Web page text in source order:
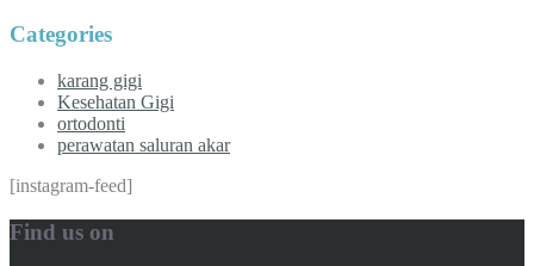
Categories
karang gigi
Kesehatan Gigi
ortodonti
perawatan saluran akar
[instagram-feed]
Find us on